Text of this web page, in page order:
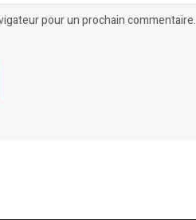
pour un prochain commentaire.